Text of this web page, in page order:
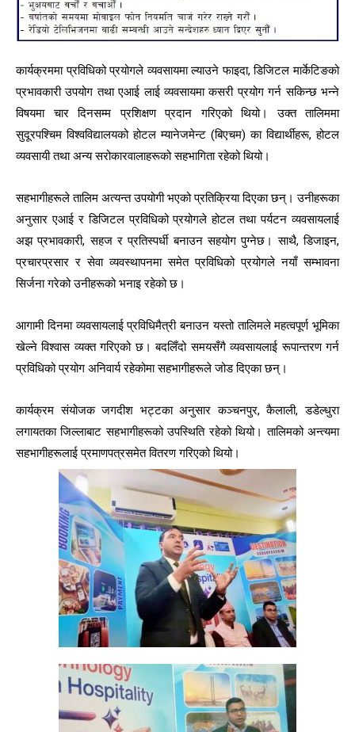
कार्यक्रममा प्रविधिको प्रयोगले व्यवसायमा ल्याउने फाइदा, डिजिटल मार्केटिङको
प्रभावकारी उपयोग तथा एआई लाई व्यवसायमा कसरी प्रयोग गर्न सकिन्छ भन्ने
विषयमा चार दिनसम्म प्रशिक्षण प्रदान गरिएको थियो। उक्त तालिममा
सुदूरपश्चिम विश्वविद्यालयको होटल म्यानेजमेन्ट (बिएचम) का विद्यार्थीहरू, होटल
व्यवसायी तथा अन्य सरोकारवालाहरूको सहभागिता रहेको थियो।
सहभागीहरूले तालिम अत्यन्त उपयोगी भएको प्रतिक्रिया दिएका छन्। उनीहरूका
अनुसार एआई र डिजिटल प्रविधिको प्रयोगले होटल तथा पर्यटन व्यवसायलाई
अझ प्रभावकारी, सहज र प्रतिस्पर्धी बनाउन सहयोग पुग्नेछ। साथै, डिजाइन,
प्रचारप्रसार र सेवा व्यवस्थापनमा समेत प्रविधिको प्रयोगले नयाँ सम्भावना
सिर्जना गरेको उनीहरूको भनाइ रहेको छ।
आगामी दिनमा व्यवसायलाई प्रविधिमैत्री बनाउन यस्तो तालिमले महत्वपूर्ण भूमिका
खेल्ने विश्वास व्यक्त गरिएको छ। बदलिँदो समयसँगै व्यवसायलाई रूपान्तरण गर्न
प्रविधिको प्रयोग अनिवार्य रहेकोमा सहभागीहरूले जोड दिएका छन्।
कार्यक्रम संयोजक जगदीश भट्टका अनुसार कञ्चनपुर, कैलाली, डडेल्धुरा
लगायतका जिल्लाबाट सहभागीहरूको उपस्थिति रहेको थियो। तालिमको अन्त्यमा
सहभागीहरूलाई प्रमाणपत्रसमेत वितरण गरिएको थियो।